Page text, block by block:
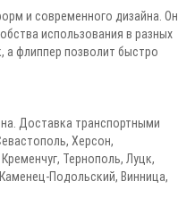
и современного дизайна. Он
использования в разных
а флиппер позволит быстро
Доставка транспортными
Херсон,
Тернополь, Луцк,
Подольский, Винница,